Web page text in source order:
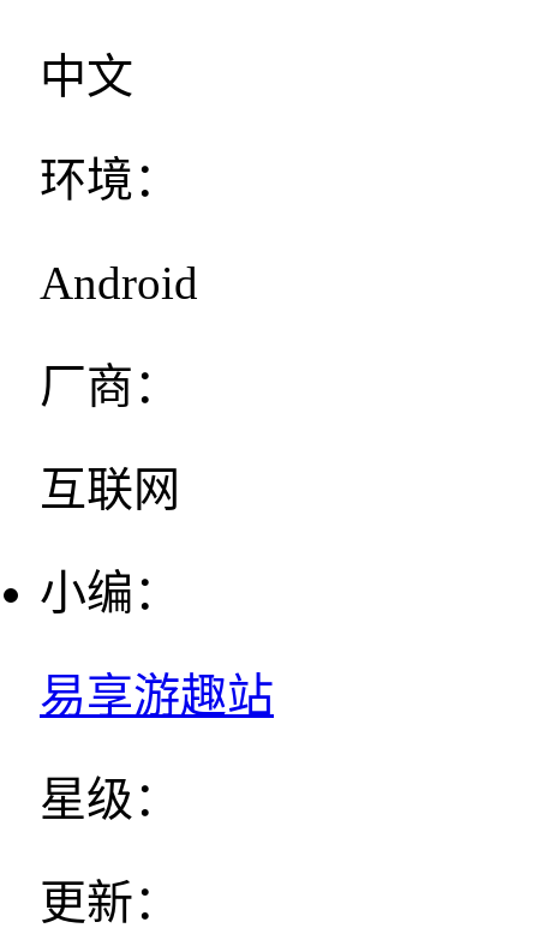
中文
环境：
Android
厂商：
互联网
小编：
易享游趣站
星级：
更新：